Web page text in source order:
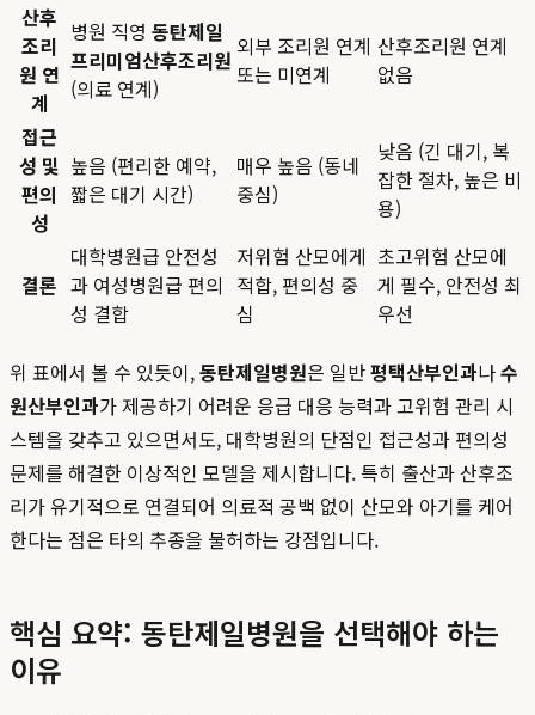
산후
조리
원 연
계
병원 직영 동탄제일
프리미엄산후조리원
(의료 연계)
외부 조리원 연계
또는 미연계
산후조리원 연계
없음
접근
성 및
편의
성
높음 (편리한 예약,
짧은 대기 시간)
매우 높음 (동네
중심)
낮음 (긴 대기, 복
잡한 절차, 높은 비
용)
결론
대학병원급 안전성
과 여성병원급 편의
성 결합
저위험 산모에게
적합, 편의성 중
심
초고위험 산모에
게 필수, 안전성 최
우선
위 표에서 볼 수 있듯이,동탄제일병원은 일반평택산부인과나수
원산부인과가 제공하기 어려운 응급 대응 능력과 고위험 관리 시
스템을 갖추고 있으면서도, 대학병원의 단점인 접근성과 편의성
문제를 해결한 이상적인 모델을 제시합니다. 특히 출산과 산후조
리가 유기적으로 연결되어 의료적 공백 없이 산모와 아기를 케어
한다는 점은 타의 추종을 불허하는 강점입니다.
핵심 요약: 동탄제일병원을 선택해야 하는
이유